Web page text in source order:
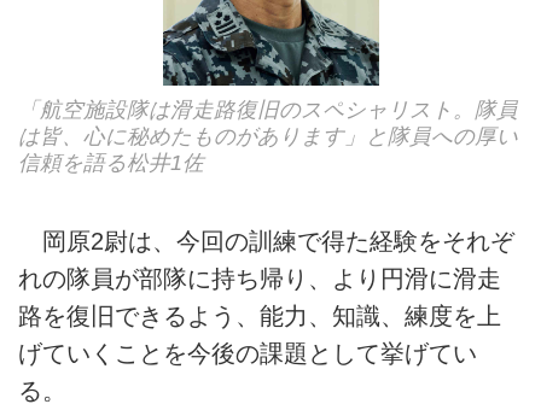
「航空施設隊は滑走路復旧のスペシャリスト。隊員
は皆、心に秘めたものがあります」と隊員への厚い
信頼を語る松井1佐
岡原2尉は、今回の訓練で得た経験をそれぞ
れの隊員が部隊に持ち帰り、より円滑に滑走
路を復旧できるよう、能力、知識、練度を上
げていくことを今後の課題として挙げてい
る。